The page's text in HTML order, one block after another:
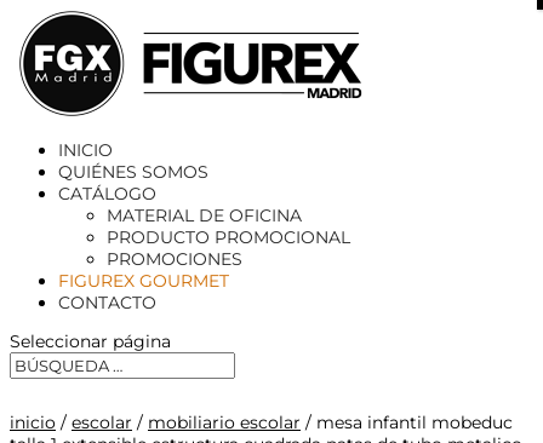
INICIO
QUIÉNES SOMOS
CATÁLOGO
MATERIAL DE OFICINA
PRODUCTO PROMOCIONAL
PROMOCIONES
FIGUREX GOURMET
CONTACTO
Seleccionar página
inicio / escolar / mobiliario escolar / mesa infantil mobeduc